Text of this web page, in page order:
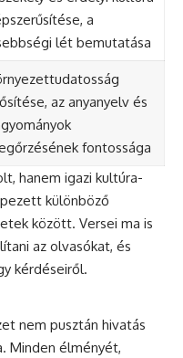
a
lét bemutatása
az anyanyelv és
fontossága
hanem igazi kultúra-
különböző
között. Versei ma is
az olvasókat, és
kérdéseiről.
nem pusztán hivatás
Minden élményét,